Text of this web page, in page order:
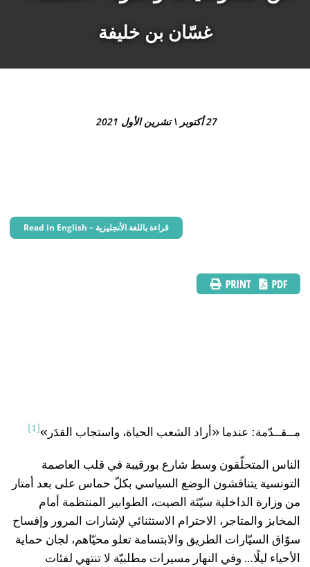
غسّان بن خليفة
27 أكتوبر \ تشرين الأول 2021
Read in English – قراءة باللغة الأنجليزية
مــقــدّمة: عندما «أراد الشعب الحياة، واستجاب القدَر»[1]
الناس المتحلّقون وسط شارع بورقيبة في قلب العاصمة
التونسية يتناقشون الوضع السياسي بكلّ حماس على بعد أمتار
من وزارة الداخلية سيّئة الصيت، الطوابير المنتظمة أمام
المخابز والمتاجر، الاحترام الاستثنائي لإشارات المرور وإفساح
سوّاق السيّارات الطريق والابتسامة تعلو محيّاهم، لجان حماية
الأحياء ليلًا… وفي النهار مسيرات مطلبيّة لا تنتهي لفئات